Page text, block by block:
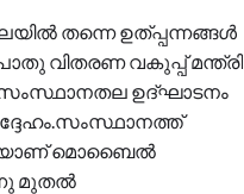
തന്നെ ഉത്പ്പന്നങ്ങൾ
വിതരണ വകുപ്പ് മന്ത്രി
ഉദ്ഘാടനം
മൊബൈൽ
മുതൽ